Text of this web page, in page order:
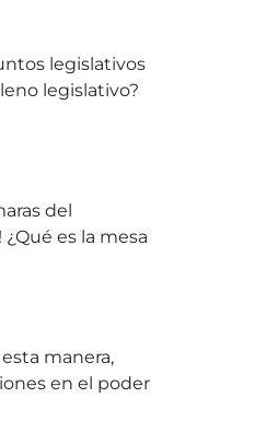
legislativos
legislativo?
del
es la mesa
manera,
en el poder